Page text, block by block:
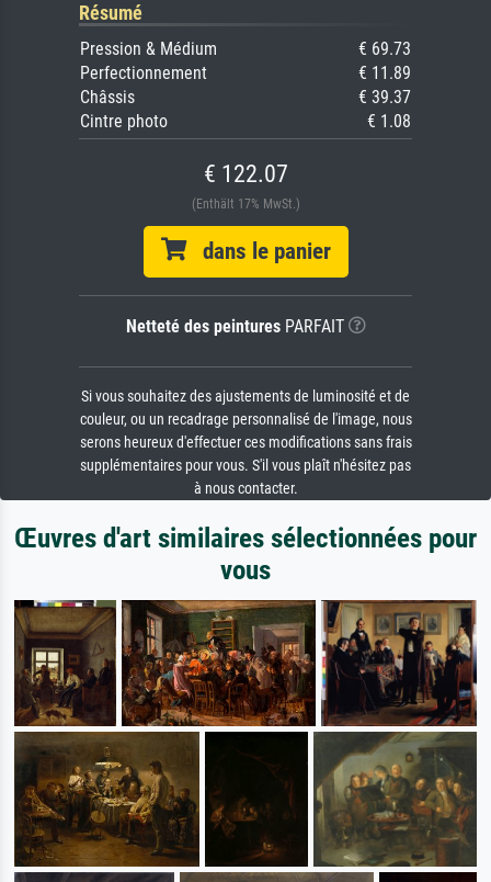
Résumé
Pression & Médium
€ 69.73
Perfectionnement
€ 11.89
Châssis
€ 39.37
Cintre photo
€ 1.08
€ 122.07
(Enthält 17% MwSt.)
dans le panier
Netteté des peinturesPARFAIT
Si vous souhaitez des ajustements de luminosité et de
couleur, ou un recadrage personnalisé de l'image, nous
serons heureux d'effectuer ces modifications sans frais
supplémentaires pour vous. S'il vous plaît n'hésitez pas
à nous contacter.
Œuvres d'art similaires sélectionnées pour
vous